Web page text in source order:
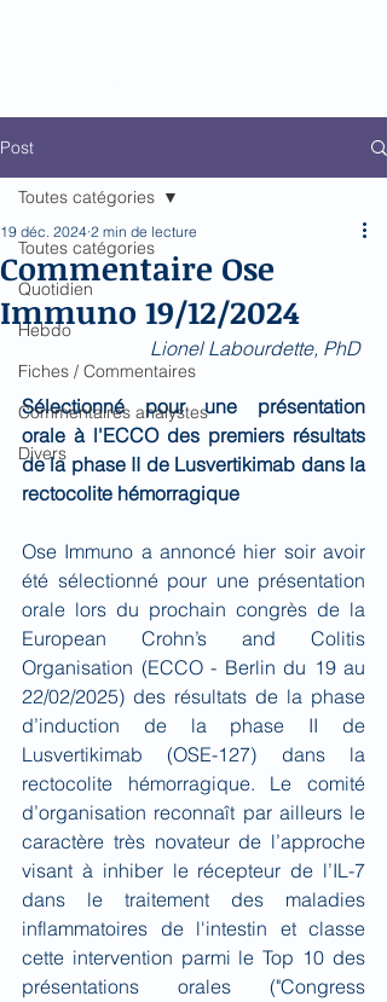
Post
Toutes catégories
Quotidien
Hebdo
Fiches / Commentaires
Commentaires analystes
Divers
Toutes catégories
Commentaire Ose
Immuno 19/12/2024
19 déc. 2024 2 min de lecture
Lionel Labourdette, PhD
Sélectionné pour une présentation
orale à l'ECCO des premiers résultats
de la phase II de Lusvertikimab dans la
rectocolite hémorragique
Ose Immuno a annoncé hier soir avoir
été sélectionné pour une présentation
orale lors du prochain congrès de la
European Crohn’s and Colitis
Organisation (ECCO - Berlin du 19 au
22/02/2025) des résultats de la phase
d’induction de la phase II de
Lusvertikimab (OSE-127) dans la
rectocolite hémorragique. Le comité
d’organisation reconnaît par ailleurs le
caractère très novateur de l’approche
visant à inhiber le récepteur de l’IL-7
dans le traitement des maladies
inflammatoires de l'intestin et classe
cette intervention parmi le Top 10 des
présentations orales ("Congress